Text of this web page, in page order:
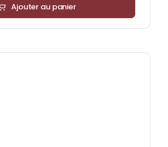
Ajouter au panier